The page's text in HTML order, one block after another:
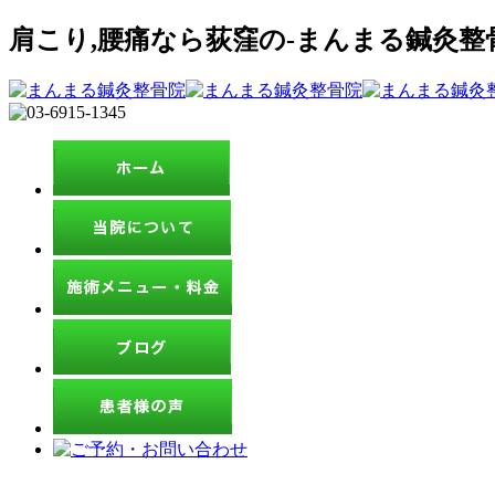
肩こり,腰痛なら荻窪の-まんまる鍼灸整